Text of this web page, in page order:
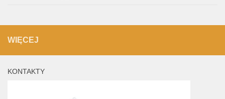
WIĘCEJ
KONTAKTY